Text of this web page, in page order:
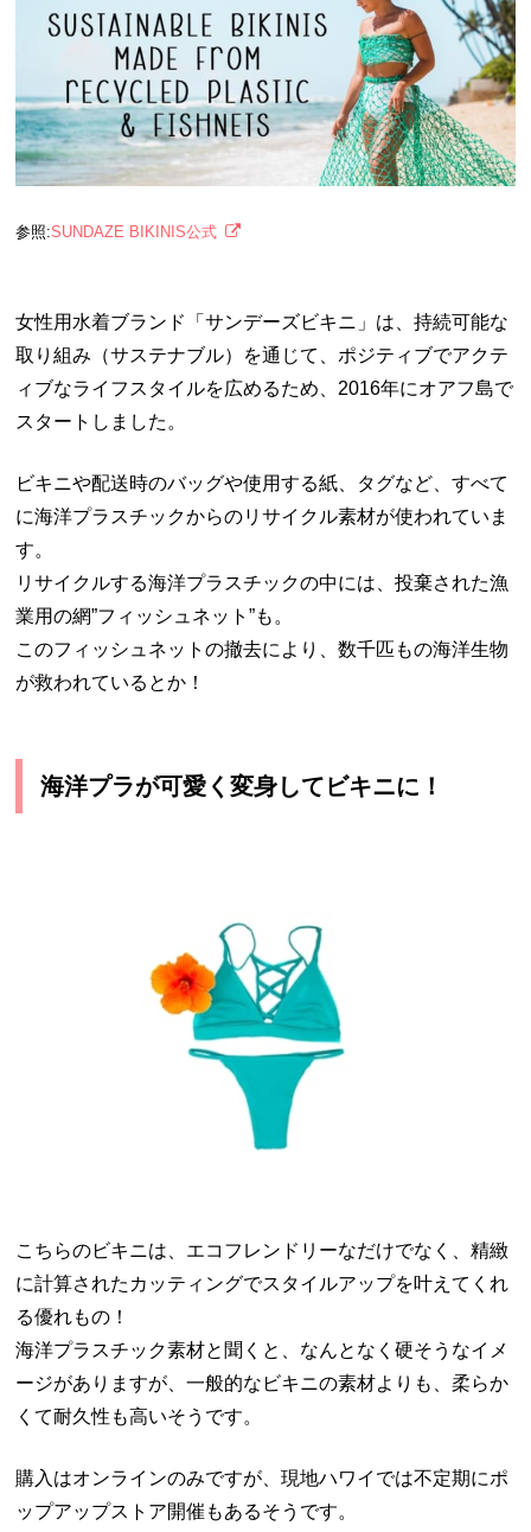
参照:SUNDAZE BIKINIS公式
女性用水着ブランド「サンデーズビキニ」は、持続可能な
取り組み（サステナブル）を通じて、ポジティブでアクテ
ィブなライフスタイルを広めるため、 2016年にオアフ島で
スタートしました。
ビキニや配送時のバッグや使用する紙、タグなど、すべて
に海洋プラスチックからのリサイクル素材が使われていま
す。
リサイクルする海洋プラスチックの中には、投棄された漁
業用の網”フィッシュネット”も。
このフィッシュネットの撤去により、数千匹もの海洋生物
が救われているとか！
海洋プラが可愛く変身してビキニに！
こちらのビキニは、エコフレンドリーなだけでなく、精緻
に計算されたカッティングでスタイルアップを叶えてくれ
る優れもの！
海洋プラスチック素材と聞くと、なんとなく硬そうなイメ
ージがありますが、一般的なビキニの素材よりも、柔らか
くて耐久性も高いそうです。
購入はオンラインのみですが、現地ハワイでは不定期にポ
ップアップストア開催もあるそうです。